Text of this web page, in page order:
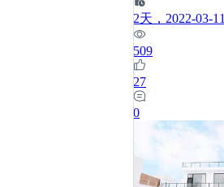
2天 ，2022-03-11
509
27
0